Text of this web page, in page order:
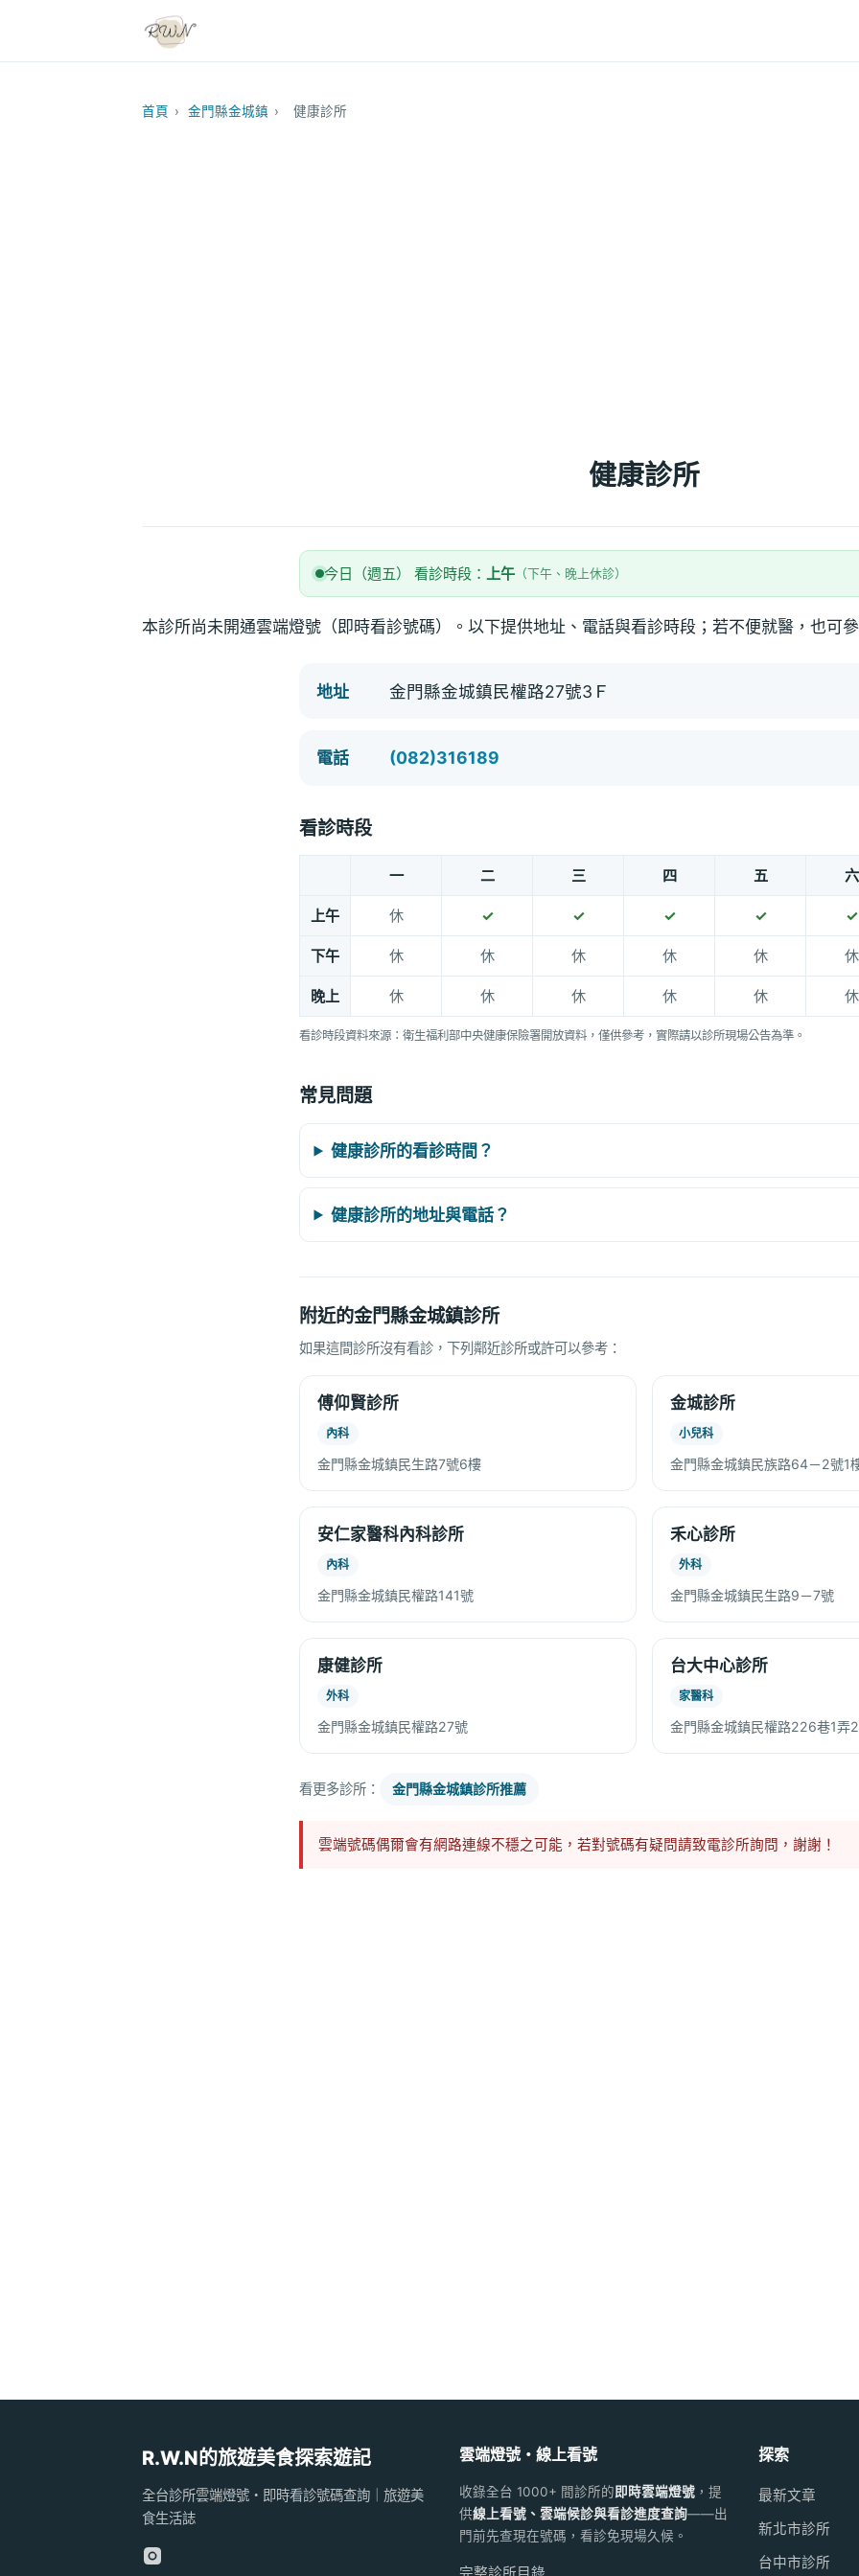
首頁 › 金門縣金城鎮 › 健康診所
健康診所
今日（週五） 看診時段： 上午 （下午、晚上休診）
本診所尚未開通雲端燈號（即時看診號碼）。以下提供地址、電話與看診時段；若不便就醫，也可
地址 金門縣金城鎮民權路27號3Ｆ
電話 (082)316189
看診時段
一 二 三 四 五 六
上午 休 ✓ ✓ ✓ ✓ ✓
下午 休 休 休 休 休 休
晚上 休 休 休 休 休 休
看診時段資料來源：衛生福利部中央健康保險署開放資料，僅供參考，實際請以診所現場公告為準。
常見問題
健康診所的看診時間？
健康診所的地址與電話？
附近的金門縣金城鎮診所
如果這間診所沒有看診，下列鄰近診所或許可以參考：
傅仰賢診所
內科
金門縣金城鎮民生路7號6樓
金城診所
小兒科
金門縣金城鎮民族路64－2號1
安仁家醫科內科診所
內科
金門縣金城鎮民權路141號
禾心診所
外科
金門縣金城鎮民生路9－7號
康健診所
外科
金門縣金城鎮民權路27號
台大中心診所
家醫科
金門縣金城鎮民權路226巷1弄
看更多診所： 金門縣金城鎮診所推薦
雲端號碼偶爾會有網路連線不穩之可能，若對號碼有疑問請致電診所詢問，謝謝！
R.W.N的旅遊美食探索遊記
全台診所雲端燈號・即時看診號碼查詢｜旅遊美
食生活誌
雲端燈號・線上看號
收錄全台 1000+ 間診所的 即時雲端燈號，提
供線上看號、雲端候診與看診進度查詢——出
門前先查現在號碼，看診免現場久候。
探索
最新文章
新北市診所
台中市診所